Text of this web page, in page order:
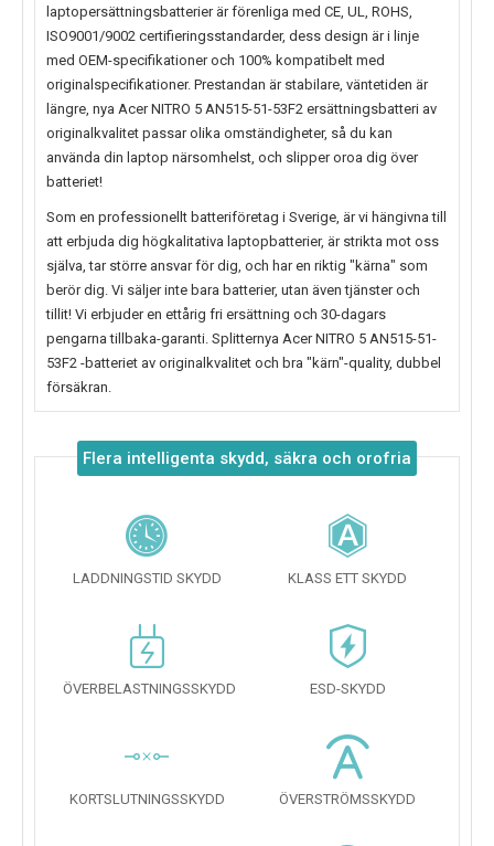
laptopersättningsbatterier är förenliga med CE, UL, ROHS,
ISO9001/9002 certifieringsstandarder, dess design är i linje
med OEM-specifikationer och 100% kompatibelt med
originalspecifikationer. Prestandan är stabilare, väntetiden är
längre, nya Acer NITRO 5 AN515-51-53F2 ersättningsbatteri av
originalkvalitet passar olika omständigheter, så du kan
använda din laptop närsomhelst, och slipper oroa dig över
batteriet!
Som en professionellt batteriföretag i Sverige, är vi hängivna till
att erbjuda dig högkalitativa laptopbatterier, är strikta mot oss
själva, tar större ansvar för dig, och har en riktig "kärna" som
berör dig. Vi säljer inte bara batterier, utan även tjänster och
tillit! Vi erbjuder en ettårig fri ersättning och 30-dagars
pengarna tillbaka-garanti. Splitternya Acer NITRO 5 AN515-51-
53F2 -batteriet av originalkvalitet och bra "kärn"-quality, dubbel
försäkran.
Flera intelligenta skydd, säkra och orofria
LADDNINGSTID SKYDD KLASS ETT SKYDD
ÖVERBELASTNINGSSKYDD ESD-SKYDD
KORTSLUTNINGSSKYDD ÖVERSTRÖMSSKYDD